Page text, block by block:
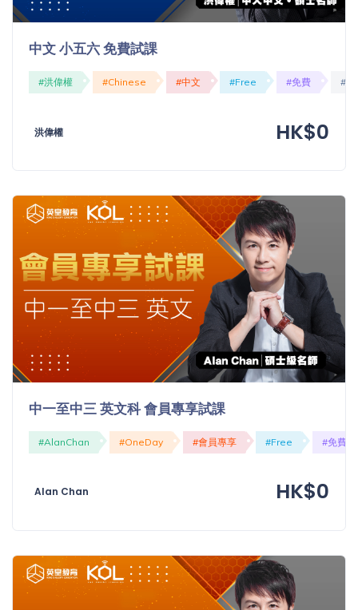
中文 小五六 免費試課
#洪偉權 #Chinese #中文 #Free #免費
洪偉權 HK$0
中一至中三 英文科 會員專享試課
#AlanChan #OneDay #會員專享 #Free #免費
Alan Chan HK$0